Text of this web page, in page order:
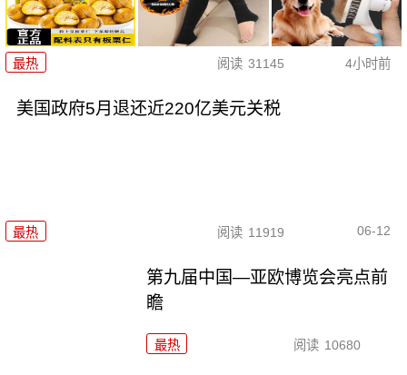
最热 阅读 31145 4小时前
美国政府5月退还近220亿美元关税
最热 阅读 11919 06-12
第九届中国—亚欧博览会亮点前
瞻
最热 阅读 10680